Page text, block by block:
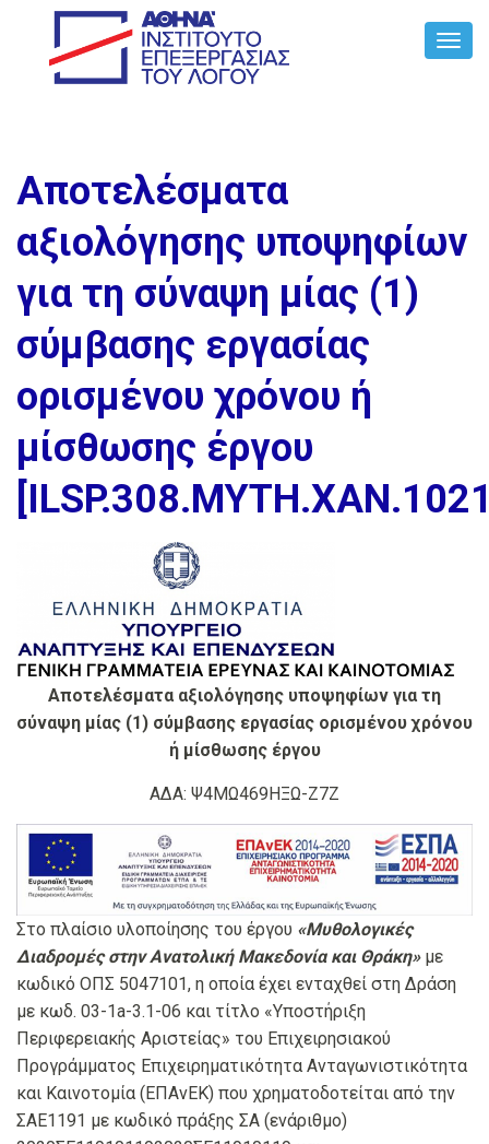
Αποτελέσματα
αξιολόγησης υποψηφίων
για τη σύναψη μίας (1)
σύμβασης εργασίας
ορισμένου χρόνου ή
μίσθωσης έργου
Αποτελέσματα αξιολόγησης υποψηφίων για τη
σύναψη μίας (1) σύμβασης εργασίας ορισμένου χρόνου
ή μίσθωσης έργου
ΑΔΑ: Ψ4ΜΩ469ΗΞΩ-Ζ7Ζ
Στο πλαίσιο υλοποίησης του έργου «Μυθολογικές
Διαδρομές στην Ανατολική Μακεδονία και Θράκη»με
κωδικό ΟΠΣ 5047101, η οποία έχει ενταχθεί στη Δράση
με κωδ. 03-1a-3.1-06 και τίτλο «Υποστήριξη
Περιφερειακής Αριστείας» του Επιχειρησιακού
Προγράμματος Επιχειρηματικότητα Ανταγωνιστικότητα
και Καινοτομία (ΕΠΑνΕΚ) που χρηματοδοτείται από την
ΣΑΕ1191 με κωδικό πράξης ΣΑ (ενάριθμο)